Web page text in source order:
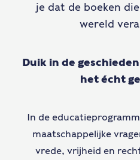
je dat de boeken
wereld
Duik in de
het écht
In de
maatschappelijke
vrede, vrijheid en